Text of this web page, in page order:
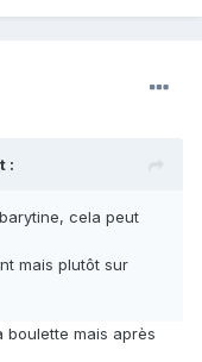
:
cela peut
mais plutôt sur
boulette mais après